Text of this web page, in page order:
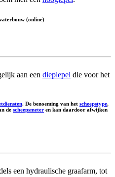
(online)
aan een dieplepel die voor het
. De benoeming van het scheepstype,
de scheepsmeter en kan daardoor afwijken
een hydraulische graafarm, tot